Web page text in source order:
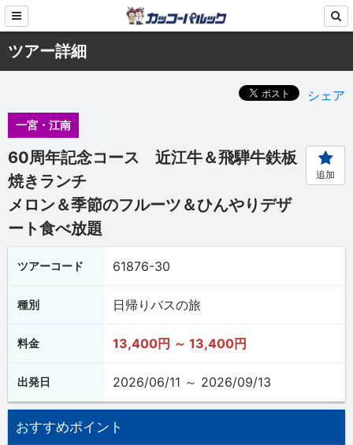
ツアー詳細
シェア
一宮・江南
60周年記念コース 近江牛＆飛騨牛鉄板
焼きランチ
メロン＆季節のフルーツ＆ひんやりデザ
ート食べ放題
追加
ツアーコード 61876-30
種別 日帰りバスの旅
料金 13,400円 ～ 13,400円
出発日 2026/06/11 ～ 2026/09/13
おすすめポイント